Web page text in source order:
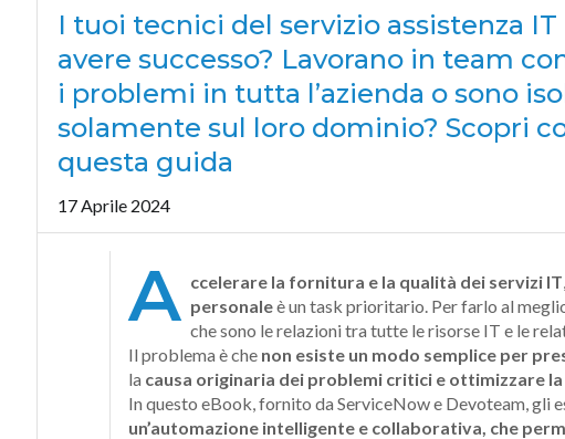
I tuoi tecnici del servizio assistenza
avere successo? Lavorano in team
i problemi in tutta l’azienda o sono
solamente sul loro dominio? Scopri
questa guida
17 Aprile 2024
A ccelerare la fornitura e la qualità dei servizi IT,
personaleè un task prioritario. Per farlo al
che sono le relazioni tra tutte le risorse IT e le
Il problema è che non esiste un modo semplice per
la causa originaria dei problemi critici e ottimizzare
In questo eBook, fornito da ServiceNow e Devoteam, gli
un’automazione intelligente e collaborativa, che